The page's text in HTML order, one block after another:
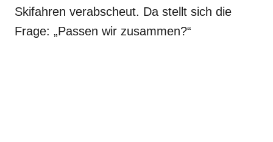
Skifahren verabscheut. Da stellt sich die
Frage: „Passen wir zusammen?“